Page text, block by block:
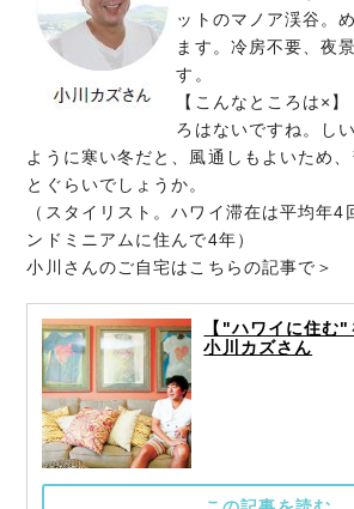
ットのマノア渓谷。
ます。冷房不要、夜
す。
【こんなところは×
ろはないですね。し
ように寒い冬だと、風通しもよいため
とぐらいでしょうか。
（スタイリスト。ハワイ滞在は平均年4
ンドミニアムに住んで4年）
小川さんのご自宅はこちらの記事で＞
【"ハワイに住む"
小川カズさん